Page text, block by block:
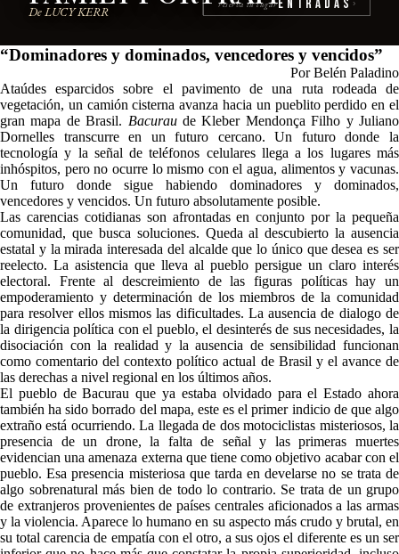
De LUCY KERR
reserva tu lugarEntradas ›
“Dominadores y dominados, vencedores y vencidos”
Por Belén Paladino
Ataúdes esparcidos sobre el pavimento de una ruta rodeada de
vegetación, un camión cisterna avanza hacia un pueblito perdido en el
gran mapa de Brasil. Bacuraude Kleber Mendonça Filho y Juliano
Dornelles transcurre en un futuro cercano. Un futuro donde la
tecnología y la señal de teléfonos celulares llega a los lugares más
inhóspitos, pero no ocurre lo mismo con el agua, alimentos y vacunas.
Un futuro donde sigue habiendo dominadores y dominados,
vencedores y vencidos. Un futuro absolutamente posible.
Las carencias cotidianas son afrontadas en conjunto por la pequeña
comunidad, que busca soluciones. Queda al descubierto la ausencia
estatal y la mirada interesada del alcalde que lo único que desea es ser
reelecto. La asistencia que lleva al pueblo persigue un claro interés
electoral. Frente al descreimiento de las figuras políticas hay un
empoderamiento y determinación de los miembros de la comunidad
para resolver ellos mismos las dificultades. La ausencia de dialogo de
la dirigencia política con el pueblo, el desinterés de sus necesidades, la
disociación con la realidad y la ausencia de sensibilidad funcionan
como comentario del contexto político actual de Brasil y el avance de
las derechas a nivel regional en los últimos años.
El pueblo de Bacurau que ya estaba olvidado para el Estado ahora
también ha sido borrado del mapa, este es el primer indicio de que algo
extraño está ocurriendo. La llegada de dos motociclistas misteriosos, la
presencia de un drone, la falta de señal y las primeras muertes
evidencian una amenaza externa que tiene como objetivo acabar con el
pueblo. Esa presencia misteriosa que tarda en develarse no se trata de
algo sobrenatural más bien de todo lo contrario. Se trata de un grupo
de extranjeros provenientes de países centrales aficionados a las armas
y la violencia. Aparece lo humano en su aspecto más crudo y brutal, en
su total carencia de empatía con el otro, a sus ojos el diferente es un ser